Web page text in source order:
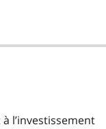
l’investissement